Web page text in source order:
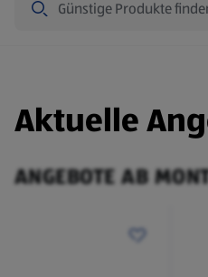
Aktuelle
ANGEBOTE AB